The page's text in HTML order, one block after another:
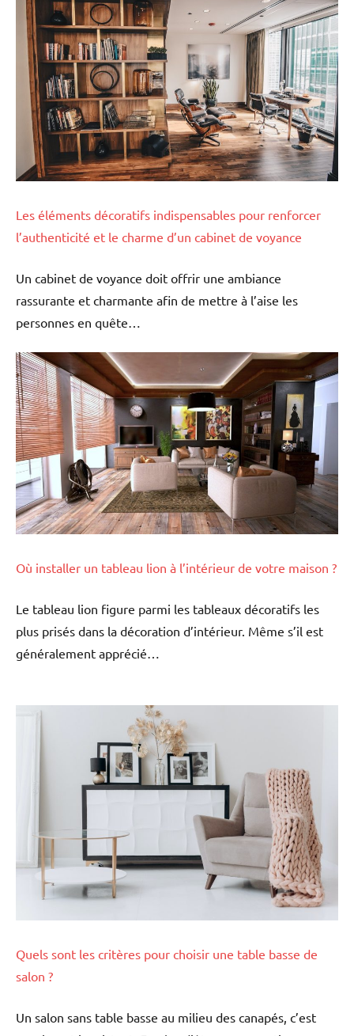
Les éléments décoratifs indispensables pour renforcer
l’authenticité et le charme d’un cabinet de voyance
Un cabinet de voyance doit offrir une ambiance
rassurante et charmante afin de mettre à l’aise les
personnes en quête…
Où installer un tableau lion à l’intérieur de votre maison ?
Le tableau lion figure parmi les tableaux décoratifs les
plus prisés dans la décoration d’intérieur. Même s’il est
généralement apprécié…
Quels sont les critères pour choisir une table basse de
salon ?
Un salon sans table basse au milieu des canapés, c’est